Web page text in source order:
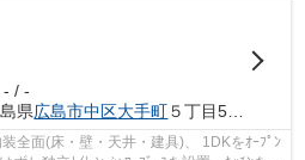
- / -
県広島市中区大手町５丁目5-19
全面(床・壁・天井・建具)、 1DKをｵｰﾌﾟﾝ